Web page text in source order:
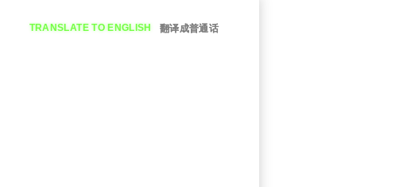
翻译成普通话
TRANSLATE TO ENGLISH